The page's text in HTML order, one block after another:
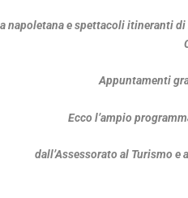
napoletana e spettacoli itineranti
Appuntamenti
Ecco l’ampio
dall’Assessorato al Turismo